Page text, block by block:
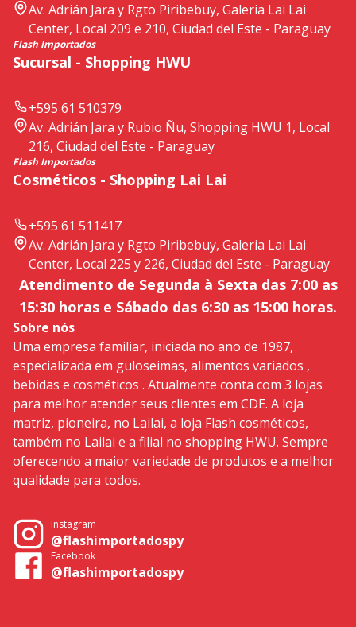
Av. Adrián Jara y Rgto Piribebuy, Galeria Lai Lai
Center, Local 209 e 210, Ciudad del Este - Paraguay
Flash Importados
Sucursal - Shopping HWU
+595 61 510379
Av. Adrián Jara y Rubio Ñu, Shopping HWU 1, Local
216, Ciudad del Este - Paraguay
Flash Importados
Cosméticos - Shopping Lai Lai
+595 61 511417
Av. Adrián Jara y Rgto Piribebuy, Galeria Lai Lai
Center, Local 225 y 226, Ciudad del Este - Paraguay
Atendimento de Segunda à Sexta das 7:00 as
15:30 horas e Sábado das 6:30 as 15:00 horas.
Sobre nós
Uma empresa familiar, iniciada no ano de 1987,
especializada em guloseimas, alimentos variados ,
bebidas e cosméticos . Atualmente conta com 3 lojas
para melhor atender seus clientes em CDE. A loja
matriz, pioneira, no Lailai, a loja Flash cosméticos,
também no Lailai e a filial no shopping HWU. Sempre
oferecendo a maior variedade de produtos e a melhor
qualidade para todos.
Instagram
@flashimportadospy
Facebook
@flashimportadospy